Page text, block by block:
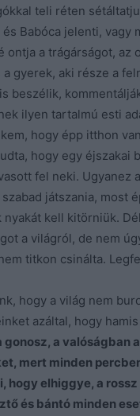
teli réten
Babóca jelenti,
ontja a trágárságot,
gyerek, aki része a
beszélik,
ilyen tartalmú esti
hogy épp itthon
hogy egy éjszakai
fel neki. Ugyanez
játszania, most
nyakát kell kitörniük.
a világról, de nem
titkon csinálta.
hogy a világ nem
azáltal, hogy
a valóságban
mert minden
hogy elhiggye, a
és bántó minden